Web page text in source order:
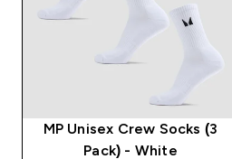
MP Unisex Crew Socks (3
Pack) - White